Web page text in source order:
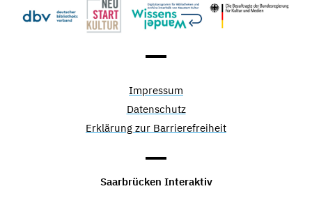
Impressum
Datenschutz
Erklärung zur Barrierefreiheit
Saarbrücken Interaktiv